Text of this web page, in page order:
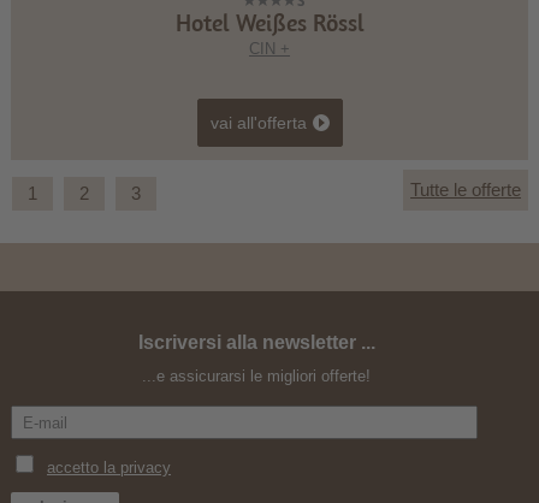
Hotel Weißes Rössl
CIN +
Fine estate nelle montagne altoatesine
vai all'offerta
1 2 3 Tutte le offerte
Iscriversi alla newsletter ...
...e assicurarsi le migliori offerte!